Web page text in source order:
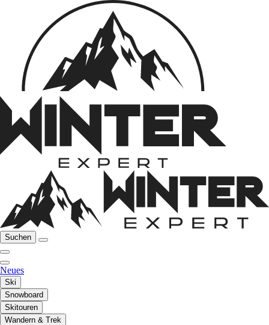
Suchen
Neues
Ski
Snowboard
Skitouren
Wandern & Trek